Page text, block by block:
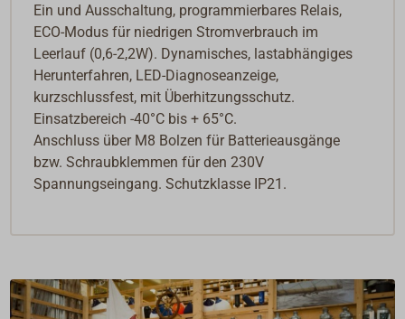
Ein und Ausschaltung, programmierbares Relais,
ECO-Modus für niedrigen Stromverbrauch im
Leerlauf (0,6-2,2W). Dynamisches, lastabhängiges
Herunterfahren, LED-Diagnoseanzeige,
kurzschlussfest, mit Überhitzungsschutz.
Einsatzbereich -40°C bis + 65°C.
Anschluss über M8 Bolzen für Batterieausgänge
bzw. Schraubklemmen für den 230V
Spannungseingang. Schutzklasse IP21.